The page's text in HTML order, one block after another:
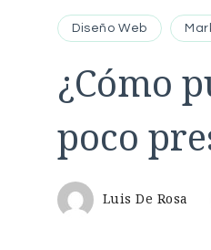
Diseño Web
¿Cómo
poco
Luis De Rosa